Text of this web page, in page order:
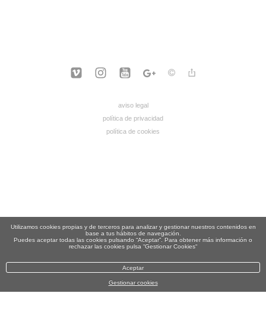
aviso legal
política de privacidad
política de cookies
Utilizamos cookies propias y de terceros para analizar y gestionar nuestros contenidos en
base a tus hábitos de navegación.
Puedes aceptar todas las cookies pulsando “Aceptar”. Para obtener más información o
rechazar las cookies pulsa “Gestionar Cookies“
Aceptar
Gestionar cookies